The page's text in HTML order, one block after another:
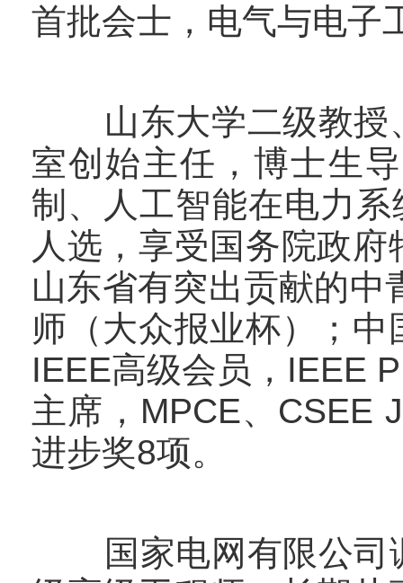
首批会士，电气与电子
山东大学二级教授
室创始主任，博士生
制、人工智能在电力系
人选，享受国务院政
山东省有突出贡献的中
师（大众报业杯）；
IEEE高级会员，IEEE
主席，MPCE、CSEE
进步奖8项。
国家电网有限公司